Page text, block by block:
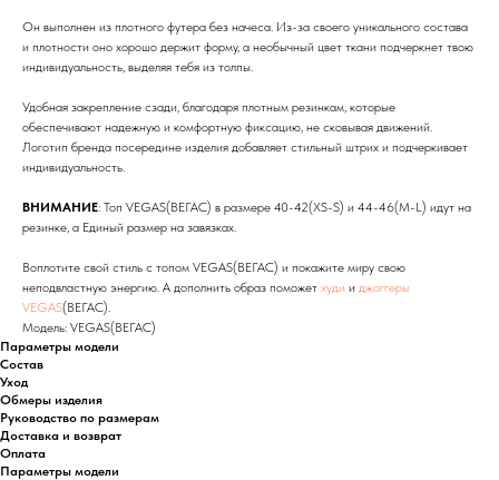
Он выполнен из плотного футера без начеса. Из-за своего уникального состава
и плотности оно хорошо держит форму, а необычный цвет ткани подчеркнет твою
индивидуальность, выделяя тебя из толпы.
Удобная закрепление сзади, благодаря плотным резинкам, которые
обеспечивают надежную и комфортную фиксацию, не сковывая движений.
Логотип бренда посередине изделия добавляет стильный штрих и подчеркивает
индивидуальность.
ВНИМАНИЕ: Топ VEGAS(ВЕГАС) в размере 40-42(XS-S) и 44-46(M-L) идут на
резинке, а Единый размер на завязках.
Воплотите свой стиль с топом VEGAS(ВЕГАС) и покажите миру свою
неподвластную энергию. А дополнить образ поможет худи и джоггеры
VEGAS(ВЕГАС).
Модель: VEGAS(ВЕГАС)
Параметры модели
Состав
Уход
Обмеры изделия
Руководство по размерам
Доставка и возврат
Оплата
Параметры модели